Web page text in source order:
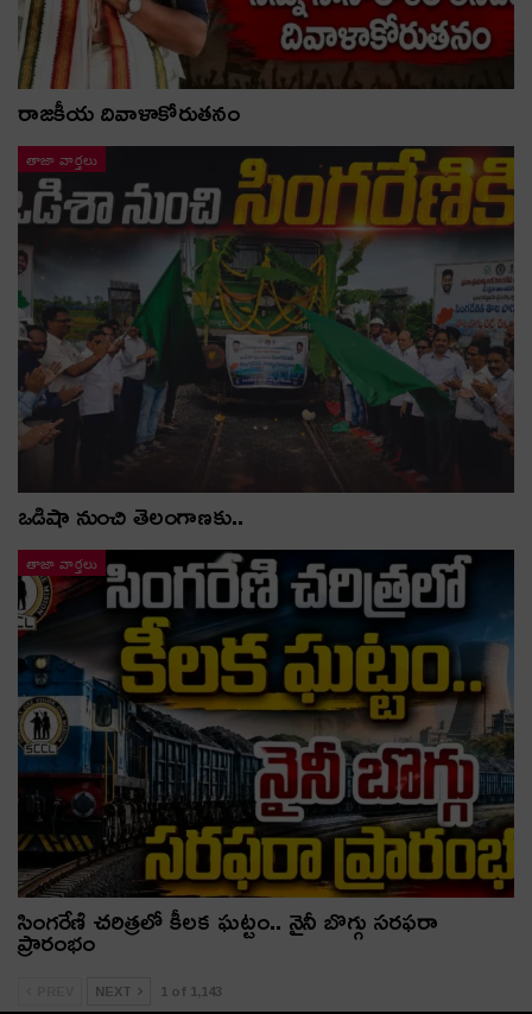
రాజకీయ దివాళాకోరుతనం
తాజా వార్తలు
ఒడిషా నుంచి తెలంగాణ‌కు..
తాజా వార్తలు
సింగరేణి చరిత్రలో కీలక ఘట్టం.. నైనీ బొగ్గు సరఫరా
ప్రారంభం
NEXT 1 of 1,143